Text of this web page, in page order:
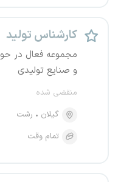
کارشناس تولید
مجموعه فعال در
و صنایع تولیدی
منقضی شده
گیلان
رشت
تمام وقت